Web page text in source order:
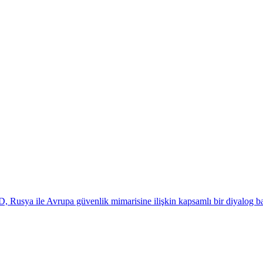
Rusya ile Avrupa güvenlik mimarisine ilişkin kapsamlı bir diyalog